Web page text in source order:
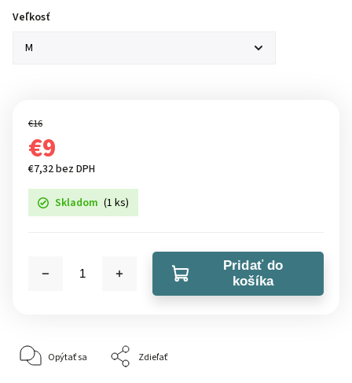
Veľkosť
€16
€9
€7,32 bez DPH
Skladom (1 ks)
Pridať do
košíka
Opýtať sa Zdieľať